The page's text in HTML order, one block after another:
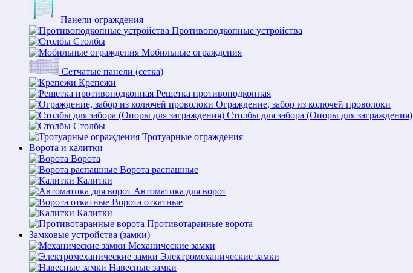
Панели ограждения
Противоподкопные устройства
Столбы
Мобильные ограждения
Сетчатые панели (сетка)
Крепежи
Решетка противоподкопная
Ограждение, забор из колючей проволоки
Столбы для забора (Опоры для заграждения)
Столбы
Тротуарные ограждения
Ворота и калитки
Ворота
Ворота распашные
Калитки
Автоматика для ворот
Ворота откатные
Калитки
Противотаранные ворота
Замковые устройства (замки)
Механические замки
Электромеханические замки
Навесные замки